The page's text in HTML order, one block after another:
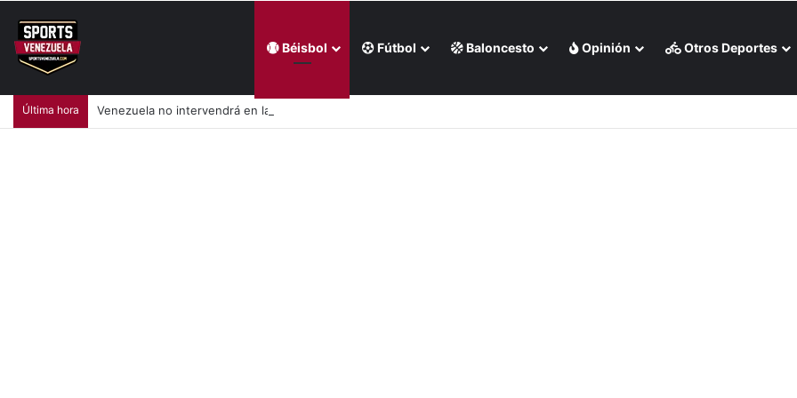
Béisbol Fútbol Baloncesto Opinión Otros Deportes
Última hora Venezuela no intervendrá en la Serie del Caribe Kids por negación de visa (+Foto)